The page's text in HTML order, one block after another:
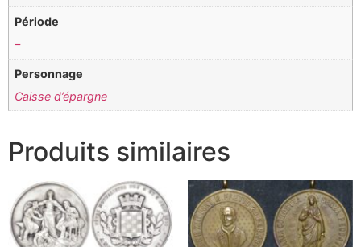
Période
–
Personnage
Caisse d’épargne
Produits similaires